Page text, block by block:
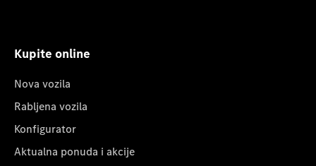
Kupite online
Nova vozila
Rabljena vozila
Konfigurator
Aktualna ponuda i akcije